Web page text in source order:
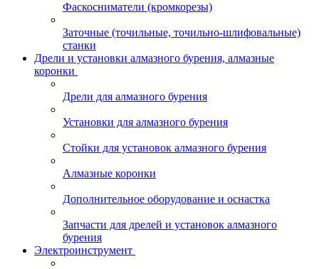
Фаскосниматели (кромкорезы)
Заточные (точильные, точильно-шлифовальные)
станки
Дрели и установки алмазного бурения, алмазные
коронки
Дрели для алмазного бурения
Установки для алмазного бурения
Стойки для установок алмазного бурения
Алмазные коронки
Дополнительное оборудование и оснастка
Запчасти для дрелей и установок алмазного
бурения
Электроинструмент